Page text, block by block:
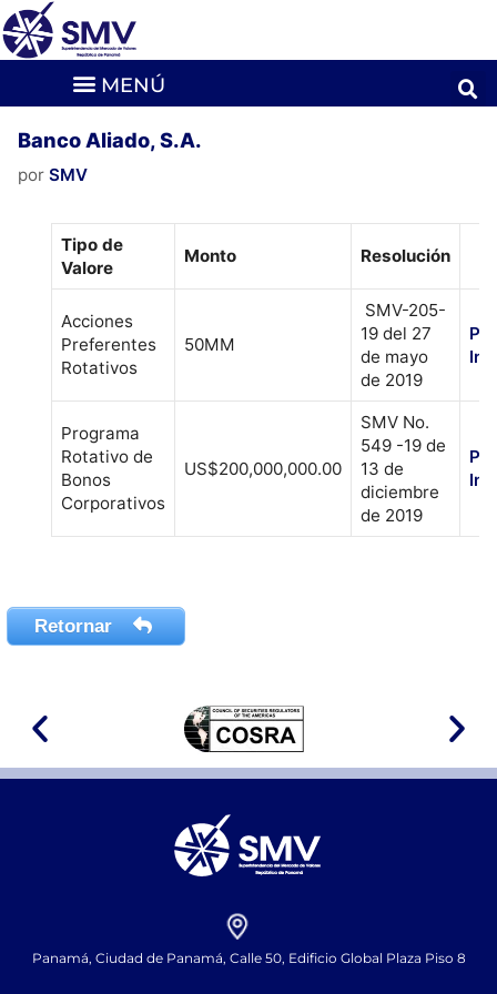
Banco Aliado, S.A.
por SMV
Tipo de
Valore
Monto Resolución
Acciones
Preferentes
Rotativos
50MM
SMV-205-
19 del 27
de mayo
de 2019
Programa
Rotativo de
Bonos
Corporativos
US$200,000,000.00
SMV No.
549 -19 de
13 de
diciembre
de 2019
Retornar
Panamá, Ciudad de Panamá, Calle 50, Edificio Global Plaza Piso 8